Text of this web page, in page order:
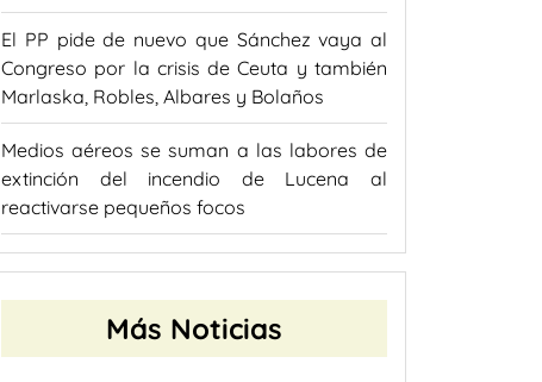
El PP pide de nuevo que Sánchez vaya al
Congreso por la crisis de Ceuta y también
Marlaska, Robles, Albares y Bolaños
Medios aéreos se suman a las labores de
extinción del incendio de Lucena al
reactivarse pequeños focos
Más Noticias